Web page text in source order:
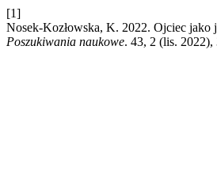
[1]
Nosek-Kozłowska, K. 2022. Ojciec jako
Poszukiwania naukowe. 43, 2 (lis.